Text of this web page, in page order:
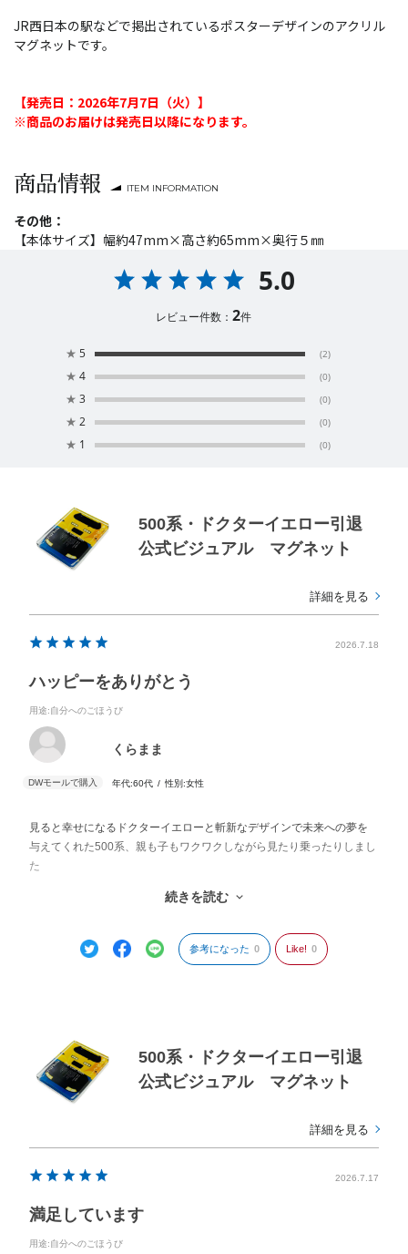
JR西日本の駅などで掲出されているポスターデザインのアクリル
マグネットです。
【発売日：2026年7月7日（火）】
※商品のお届けは発売日以降になります。
商品情報 ITEM INFORMATION
その他：
【本体サイズ】幅約47mm×高さ約65mm×奥行５㎜
5.0
レビュー件数：2件
★ 5 (2)
★ 4 (0)
★ 3 (0)
★ 2 (0)
★ 1 (0)
500系・ドクターイエロー引退
公式ビジュアル マグネット
詳細を見る
2026.7.18
ハッピーをありがとう
用途:自分へのごほうび
くらまま
年代:60代 性別:女性
見ると幸せになるドクターイエローと斬新なデザインで未来への夢を
与えてくれた500系、親も子もワクワクしながら見たり乗ったりしまし
た
手頃な大きさでキッチンの片隅に張って置けるのでいつでも見てワク
続きを読む
参考になった 0 Like! 0
500系・ドクターイエロー引退
公式ビジュアル マグネット
詳細を見る
2026.7.17
満足しています
用途:自分へのごほうび